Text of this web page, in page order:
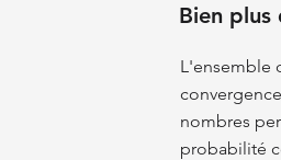
Bien plus
L'ensemble
nombres
probabilité